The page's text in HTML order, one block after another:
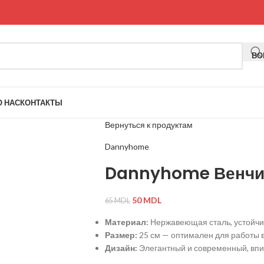
НАСКОНТАКТЫ
Вернуться к продуктам
Dannyhome
Dannyhome
65MDL 50MDL
Материал: Нержавеющая сталь,
Размер: 25 см — оптимален для работы
Дизайн: Элегантный и современный,